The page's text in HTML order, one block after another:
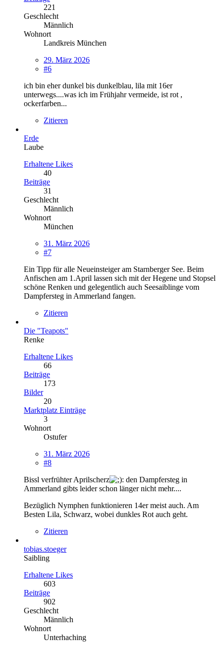
221
Geschlecht
Männlich
Wohnort
Landkreis München
29. März 2026
#6
ich bin eher dunkel bis dunkelblau, lila mit 16er
unterwegs....was ich im Frühjahr vermeide, ist rot ,
ockerfarben...
Zitieren
Erde
Laube
Erhaltene Likes
40
Beiträge
31
Geschlecht
Männlich
Wohnort
München
31. März 2026
#7
Ein Tipp für alle Neueinsteiger am Starnberger See. Beim
Anfischen am 1.April lassen sich mit der Hegene und Stopsel
schöne Renken und gelegentlich auch Seesaiblinge vom
Dampfersteg in Ammerland fangen.
Zitieren
Die "Teapots"
Renke
Erhaltene Likes
66
Beiträge
173
Bilder
20
Marktplatz Einträge
3
Wohnort
Ostufer
31. März 2026
#8
Bissl verfrühter Aprilscherz
: den Dampfersteg in
Ammerland gibts leider schon länger nicht mehr....
Bezüglich Nymphen funktionieren 14er meist auch. Am
Besten Lila, Schwarz, wobei dunkles Rot auch geht.
Zitieren
tobias.stoeger
Saibling
Erhaltene Likes
603
Beiträge
902
Geschlecht
Männlich
Wohnort
Unterhaching